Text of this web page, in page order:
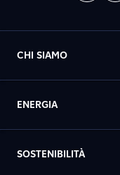
CHI SIAMO
ENERGIA
SOSTENIBILITÀ